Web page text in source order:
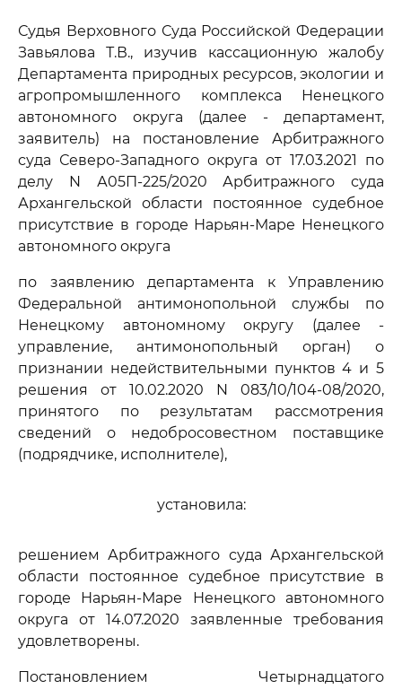
Судья Верховного Суда Российской Федерации
Завьялова Т.В., изучив кассационную жалобу
Департамента природных ресурсов, экологии и
агропромышленного комплекса Ненецкого
автономного округа (далее - департамент,
заявитель) на постановление Арбитражного
суда Северо-Западного округа от 17.03.2021 по
делу N А05П-225/2020 Арбитражного суда
Архангельской области постоянное судебное
присутствие в городе Нарьян-Маре Ненецкого
автономного округа
по заявлению департамента к Управлению
Федеральной антимонопольной службы по
Ненецкому автономному округу (далее -
управление, антимонопольный орган) о
признании недействительными пунктов 4 и 5
решения от 10.02.2020 N 083/10/104-08/2020,
принятого по результатам рассмотрения
сведений о недобросовестном поставщике
(подрядчике, исполнителе),
установила:
решением Арбитражного суда Архангельской
области постоянное судебное присутствие в
городе Нарьян-Маре Ненецкого автономного
округа от 14.07.2020 заявленные требования
удовлетворены.
Постановлением Четырнадцатого